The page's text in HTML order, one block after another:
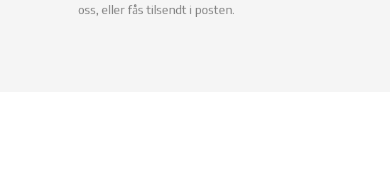
oss, eller fås tilsendt i posten.